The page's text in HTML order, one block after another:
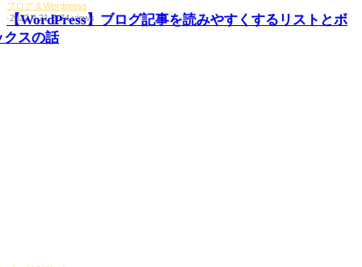
ブログ & Wordpress
·2022.4.21·3·74 views
【WordPress】ブログ記事を読みやすくするリストとボ
クスの話